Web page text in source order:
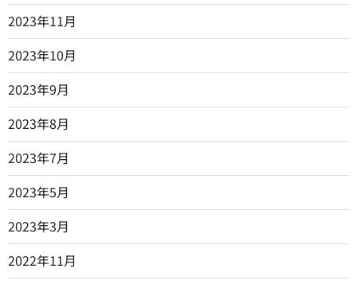
2023年11月
2023年10月
2023年9月
2023年8月
2023年7月
2023年5月
2023年3月
2022年11月